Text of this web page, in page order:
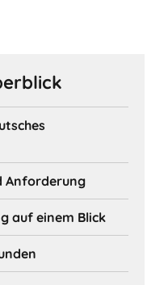
Anforderung
auf einem Blick